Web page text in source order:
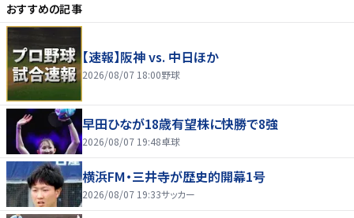
おすすめの記事
【速報】阪神 vs. 中日ほか
2026/08/07 18:00野球
早田ひなが18歳有望株に快勝で8強
2026/08/07 19:48卓球
横浜FM・三井寺が歴史的開幕1号
2026/08/07 19:33サッカー